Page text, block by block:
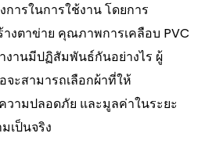
ารในการใช้งาน โดยการ
างตาข่าย คุณภาพการเคลือบ PVC
านมีปฏิสัมพันธ์กันอย่างไร ผู้
จะสามารถเลือกผ้าที่ให้
ามปลอดภัย และมูลค่าในระยะ
เป็นจริง